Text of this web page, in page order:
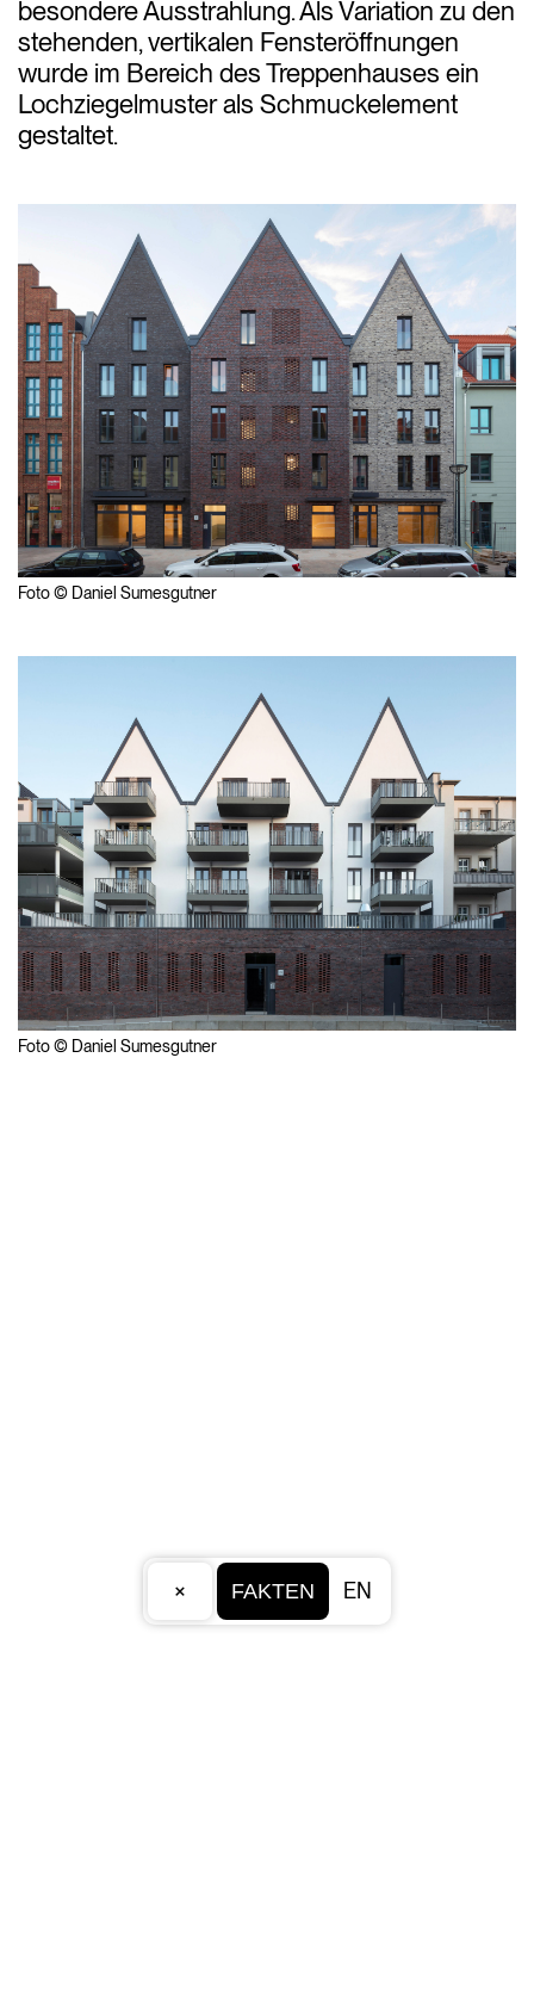
× FAKTEN EN
besondere Ausstrahlung. Als Variation zu den
stehenden, vertikalen Fensteröffnungen
wurde im Bereich des Treppenhauses ein
Lochziegelmuster als Schmuckelement
gestaltet.
Foto © Daniel Sumesgutner
Foto © Daniel Sumesgutner